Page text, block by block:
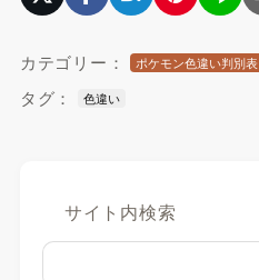
カテゴリー： ポケモン色違い判別表
タグ： 色違い
サイト内検索